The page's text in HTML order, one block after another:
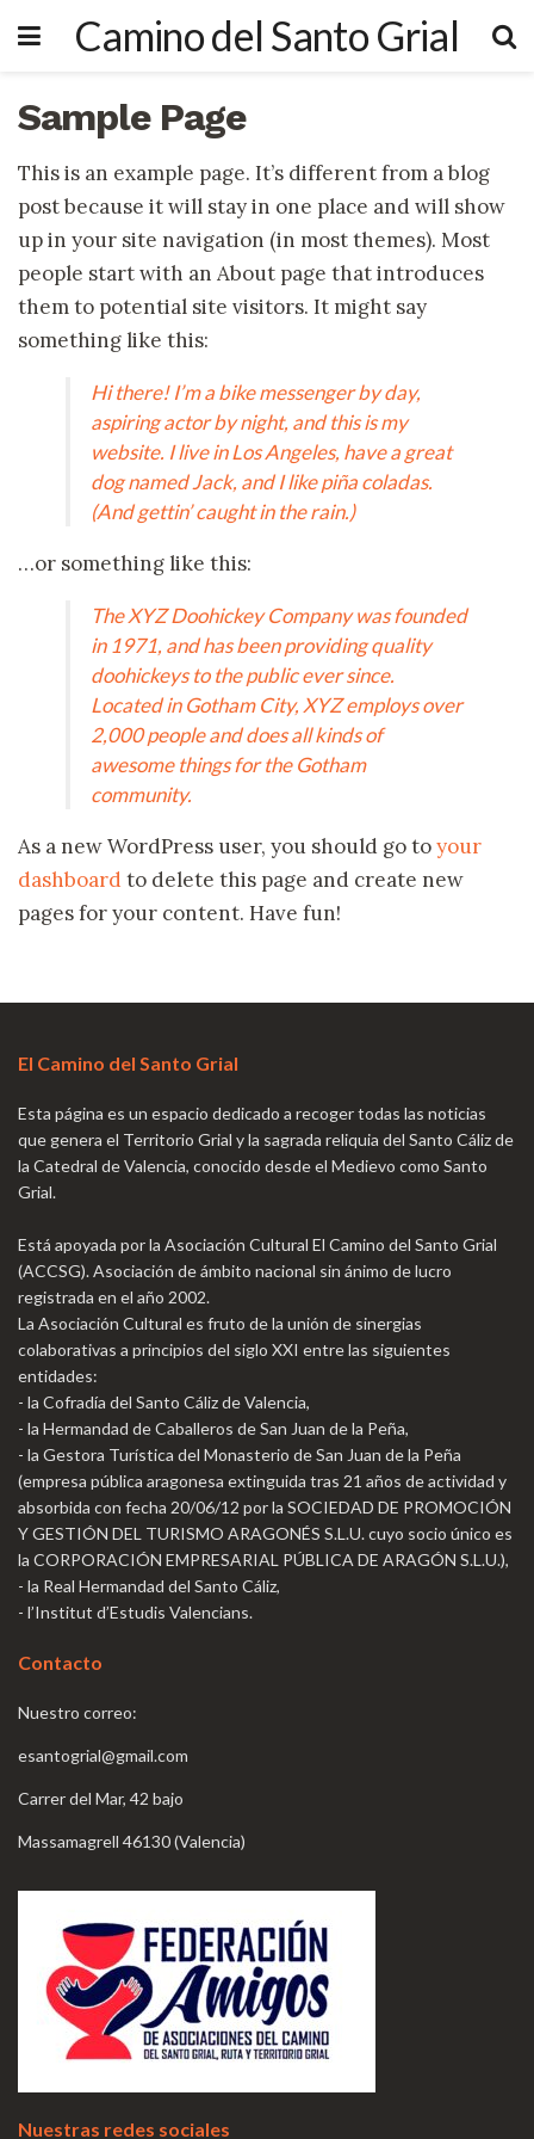
Camino del Santo Grial
Sample Page
This is an example page. It’s different from a blog
post because it will stay in one place and will show
up in your site navigation (in most themes). Most
people start with an About page that introduces
them to potential site visitors. It might say
something like this:
Hi there! I’m a bike messenger by day,
aspiring actor by night, and this is my
website. I live in Los Angeles, have a great
dog named Jack, and I like piña coladas.
(And gettin’ caught in the rain.)
…or something like this:
The XYZ Doohickey Company was founded
in 1971, and has been providing quality
doohickeys to the public ever since.
Located in Gotham City, XYZ employs over
2,000 people and does all kinds of
awesome things for the Gotham
community.
As a new WordPress user, you should go toyour
dashboardto delete this page and create new
pages for your content. Have fun!
El Camino del Santo Grial
Esta página es un espacio dedicado a recoger todas las noticias
que genera el Territorio Grial y la sagrada reliquia del Santo Cáliz de
la Catedral de Valencia, conocido desde el Medievo como Santo
Grial.
Está apoyada por la Asociación Cultural El Camino del Santo Grial
(ACCSG). Asociación de ámbito nacional sin ánimo de lucro
registrada en el año 2002.
La Asociación Cultural es fruto de la unión de sinergias
colaborativas a principios del siglo XXI entre las siguientes
entidades:
- la Cofradía del Santo Cáliz de Valencia,
- la Hermandad de Caballeros de San Juan de la Peña,
- la Gestora Turística del Monasterio de San Juan de la Peña
(empresa pública aragonesa extinguida tras 21 años de actividad y
absorbida con fecha 20/06/12 por la SOCIEDAD DE PROMOCIÓN
Y GESTIÓN DEL TURISMO ARAGONÉS S.L.U. cuyo socio único es
la CORPORACIÓN EMPRESARIAL PÚBLICA DE ARAGÓN S.L.U.),
- la Real Hermandad del Santo Cáliz,
- l’Institut d’Estudis Valencians.
Contacto
Nuestro correo:
esantogrial@gmail.com
Carrer del Mar, 42 bajo
Massamagrell 46130 (Valencia)
Nuestras redes sociales